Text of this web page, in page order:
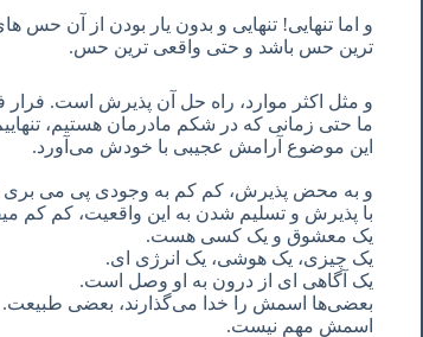
و اما تنهایی! تنهایی و بدون یار بودن از آن
ترین حس باشد و حتی واقعی ترین حس.
و مثل اکثر موارد، راه حل آن پذیرش است. فرار
ما حتی زمانی که در شکم مادرمان هستیم،
این موضوع آرامش عجیبی با خودش می‌آورد.
و به محض پذیرش، کم کم به وجودی پی می بری
با پذیرش و تسلیم شدن به این واقعیت، کم کم
یک معشوق و یک کسی هست.
یک چیزی، یک هوشی، یک انرژی ای.
یک آگاهی ای از درون به او وصل است.
بعضی‌ها اسمش را خدا می‌گذارند، بعضی طبیعت.
اسمش مهم نیست.